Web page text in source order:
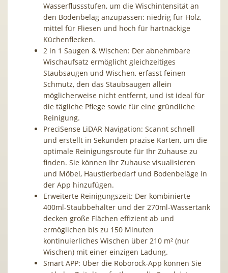
Wasserflussstufen, um die Wischintensität an
den Bodenbelag anzupassen: niedrig für Holz,
mittel für Fliesen und hoch für hartnäckige
Küchenflecken.
2 in 1 Saugen & Wischen: Der abnehmbare
Wischaufsatz ermöglicht gleichzeitiges
Staubsaugen und Wischen, erfasst feinen
Schmutz, den das Staubsaugen allein
möglicherweise nicht entfernt, und ist ideal für
die tägliche Pflege sowie für eine gründliche
Reinigung.
PreciSense LiDAR Navigation: Scannt schnell
und erstellt in Sekunden präzise Karten, um die
optimale Reinigungsroute für Ihr Zuhause zu
finden. Sie können Ihr Zuhause visualisieren
und Möbel, Haustierbedarf und Bodenbeläge in
der App hinzufügen.
Erweiterte Reinigungszeit: Der kombinierte
400ml-Staubbehälter und der 270ml-Wassertank
decken große Flächen effizient ab und
ermöglichen bis zu 150 Minuten
kontinuierliches Wischen über 210 m² (nur
Wischen) mit einer einzigen Ladung.
Smart APP: Über die Roborock-App können Sie